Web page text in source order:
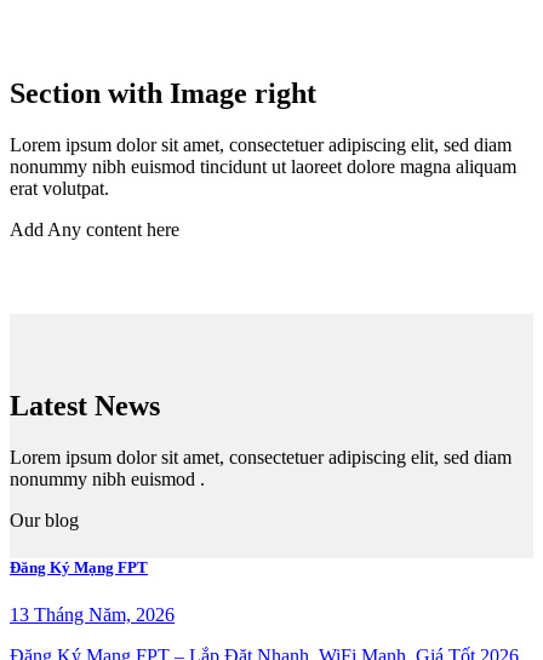
Section with Image right
Lorem ipsum dolor sit amet, consectetuer adipiscing elit, sed diam
nonummy nibh euismod tincidunt ut laoreet dolore magna aliquam
erat volutpat.
Add Any content here
Latest News
Lorem ipsum dolor sit amet, consectetuer adipiscing elit, sed diam
nonummy nibh euismod .
Our blog
Đăng Ký Mạng FPT
13 Tháng Năm, 2026